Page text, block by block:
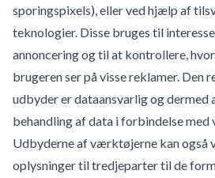
sporingspixels), eller ved hjælp af
teknologier. Disse bruges til
annoncering og til at kontrollere,
brugeren ser på visse reklamer. Den
udbyder er dataansvarlig og dermed
behandling af data i forbindelse
Udbyderne af værktøjerne kan også
oplysninger til tredjeparter til de